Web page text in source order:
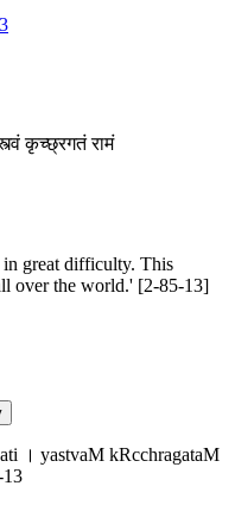
कृच्छ्रगतं रामं
in great difficulty. This
over the world.' [2-85-13]
। yastvaM kRcchragataM